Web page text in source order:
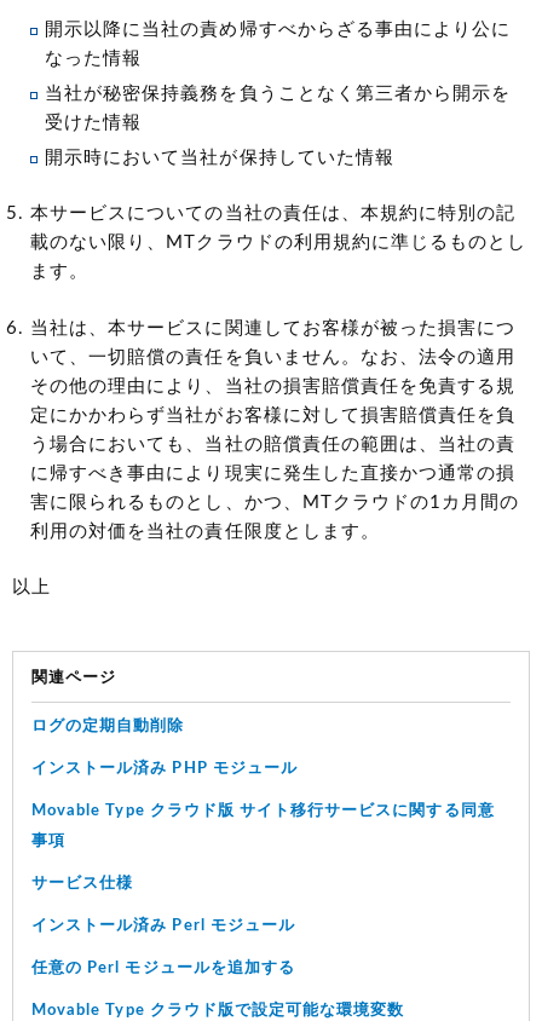
開示以降に当社の責め帰すべからざる事由により公に
なった情報
当社が秘密保持義務を負うことなく第三者から開示を
受けた情報
開示時において当社が保持していた情報
本サービスについての当社の責任は、本規約に特別の記
載のない限り、MTクラウドの利用規約に準じるものとし
ます。
当社は、本サービスに関連してお客様が被った損害につ
いて、一切賠償の責任を負いません。なお、法令の適用
その他の理由により、当社の損害賠償責任を免責する規
定にかかわらず当社がお客様に対して損害賠償責任を負
う場合においても、当社の賠償責任の範囲は、当社の責
に帰すべき事由により現実に発生した直接かつ通常の損
害に限られるものとし、かつ、MTクラウドの1カ月間の
利用の対価を当社の責任限度とします。
以上
関連ページ
ログの定期自動削除
インストール済み PHP モジュール
Movable Type クラウド版 サイト移行サービスに関する同意
事項
サービス仕様
インストール済み Perl モジュール
任意の Perl モジュールを追加する
Movable Type クラウド版で設定可能な環境変数